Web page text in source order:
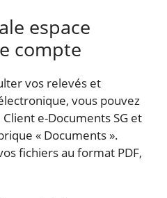
espace
compte
vos relevés et
vous pouvez
e-Documents SG et
« Documents ».
fichiers au format PDF,